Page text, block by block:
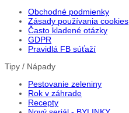
Obchodné podmienky
Zásady používania cookies
Často kladené otázky
GDPR
Pravidlá FB súťaží
Tipy / Nápady
Pestovanie zeleniny
Rok v záhrade
Recepty